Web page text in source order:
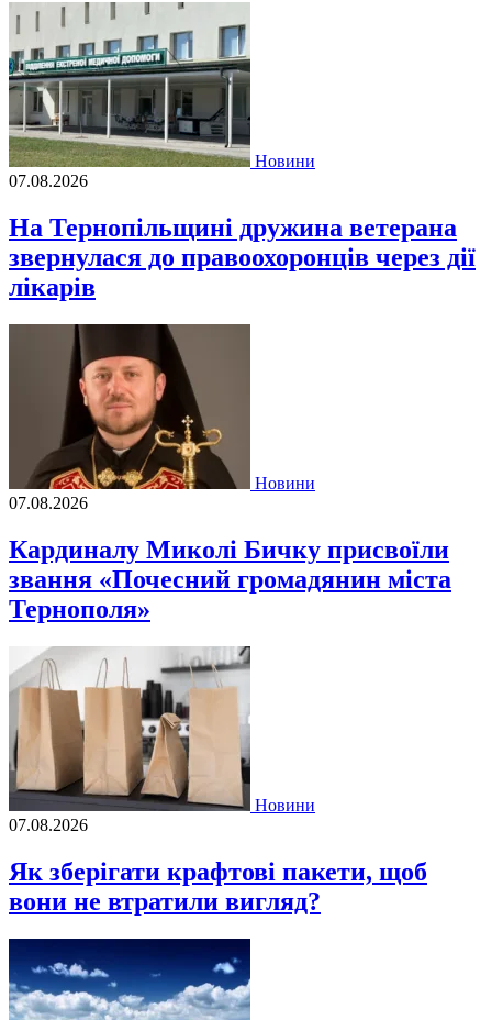
Новини
07.08.2026
На Тернопільщині дружина ветерана
звернулася до правоохоронців через дії
лікарів
Новини
07.08.2026
Кардиналу Миколі Бичку присвоїли
звання «Почесний громадянин міста
Тернополя»
Новини
07.08.2026
Як зберігати крафтові пакети, щоб
вони не втратили вигляд?